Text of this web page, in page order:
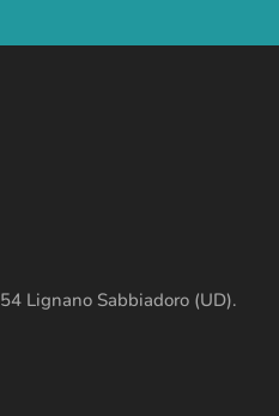
Lignano Sabbiadoro (UD).